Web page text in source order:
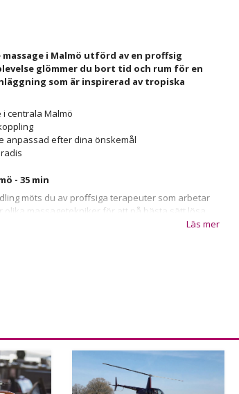
i Malmö utförd av en proffsig
glömmer du bort tid och rum för en
som är inspirerad av tropiska
centrala Malmö
anpassad efter dina önskemål
- 35 min
möts du av proffsiga terapeuter som arbetar
olika massagetekniker för att på bästa sätt lösa
Läs mer